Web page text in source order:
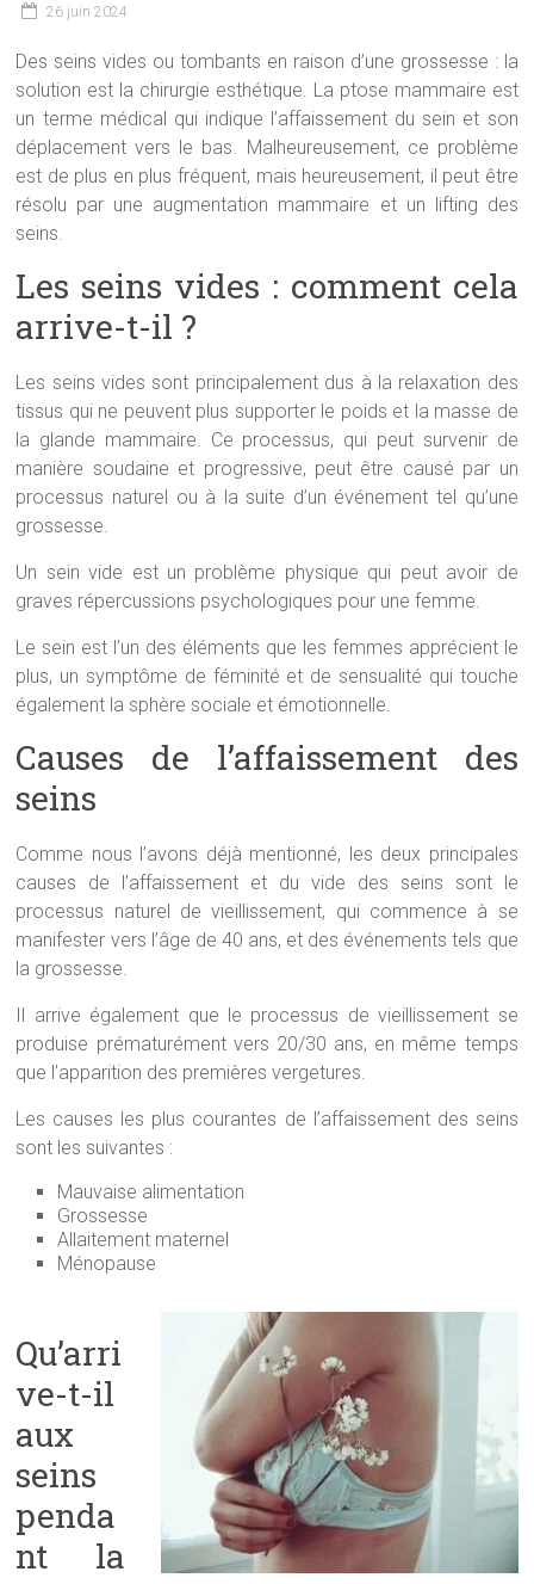
26 juin 2024
Des seins vides ou tombants en raison d’une grossesse : la
solution est la chirurgie esthétique. La ptose mammaire est
un terme médical qui indique l’affaissement du sein et son
déplacement vers le bas. Malheureusement, ce problème
est de plus en plus fréquent, mais heureusement, il peut être
résolu par une augmentation mammaire et un lifting des
seins.
Les seins vides : comment cela
arrive-t-il ?
Les seins vides sont principalement dus à la relaxation des
tissus qui ne peuvent plus supporter le poids et la masse de
la glande mammaire. Ce processus, qui peut survenir de
manière soudaine et progressive, peut être causé par un
processus naturel ou à la suite d’un événement tel qu’une
grossesse.
Un sein vide est un problème physique qui peut avoir de
graves répercussions psychologiques pour une femme.
Le sein est l’un des éléments que les femmes apprécient le
plus, un symptôme de féminité et de sensualité qui touche
également la sphère sociale et émotionnelle.
Causes de l’affaissement des
seins
Comme nous l’avons déjà mentionné, les deux principales
causes de l’affaissement et du vide des seins sont le
processus naturel de vieillissement, qui commence à se
manifester vers l’âge de 40 ans, et des événements tels que
la grossesse.
Il arrive également que le processus de vieillissement se
produise prématurément vers 20/30 ans, en même temps
que l’apparition des premières vergetures.
Les causes les plus courantes de l’affaissement des seins
sont les suivantes :
Mauvaise alimentation
Grossesse
Allaitement maternel
Ménopause
Qu’arri
ve-t-il
aux
seins
penda
nt la